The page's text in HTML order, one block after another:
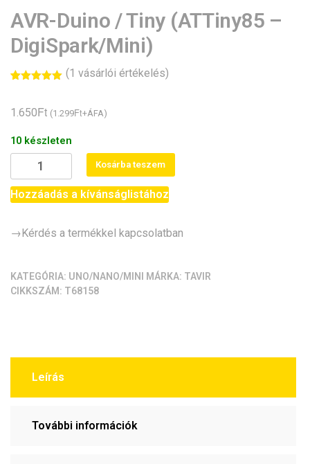
AVR-Duino / Tiny (ATTiny85 –
DigiSpark/Mini)
ből,
értékelés
(1 vásárlói értékelés)
1.650Ft (1.299Ft+ÁFA)
10 készleten
Duino
/
(ATTiny85
mennyiség
Kosárba teszem
Hozzáadás a kívánságlistához
→Kérdés a termékkel kapcsolatban
KATEGÓRIA: UNO/NANO/MINI MÁRKA: TAVIR
CIKKSZÁM: T68158
Leírás
További információk